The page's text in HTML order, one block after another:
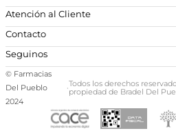
Atención al Cliente
Contacto
¿Necesitás ayuda?
Preguntas Frecuentes
Escribinos a nuestro Whatsapp
+54 381 581-0674
Seguinos
© Farmacias
Del Pueblo
2024
·Todos los derechos
propiedad de Bradel Del